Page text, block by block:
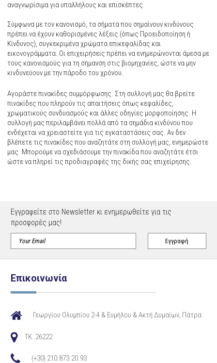
αναγνωρίσιμα για υπαλλήλους και επισκέπτες.
Σύμφωνα με τον κανονισμό, τα σήματα που σημαίνουν κινδύνους
πρέπει να έχουν καθορισμένες λέξεις (όπως Προειδοποίηση ή
Κίνδυνος), συγκεκριμένα χρώματα επικεφαλίδας και
εικονογράμματα. Οι επιχειρήσεις πρέπει να ενημερώνονται άμεσα με
τους κανονισμούς για τη σήμανση στις βιομηχανίες, ώστε να μην
κινδυνεύουν με την πάροδο του χρόνου.
Αγοράστε πινακίδες συμμόρφωσης. Στη συλλογή μας θα βρείτε
πινακίδες που πληρούν τις απαιτήσεις όπως κεφαλίδες,
χρωματικούς συνδυασμούς και άλλες οδηγίες μορφοποίησης. Η
συλλογή μας περιλαμβάνει πολλά από τα σημάδια κινδύνου που
ενδέχεται να χρειαστείτε για τις εγκαταστάσεις σας. Αν δεν
βλέπετε τις πινακίδες που αναζητάτε στη συλλογή μας, ενημερώστε
μας. Μπορούμε να σχεδιάσουμε την πινακίδα που αναζητάτε έτσι
ώστε να πληρεί τις προδιαγραφές της δικής σας επιχείρησης.
Εγγραφείτε στο Newsletter κι ενημερωθείτε για τις
προσφορές μας!
Επικοινωνία
Γεωργίου Ολυμπίου 2-4 & Ευμήλου & Ακτή Δυμαίων, Πάτρα
TK. 26222
(+30) 210.873.20.93